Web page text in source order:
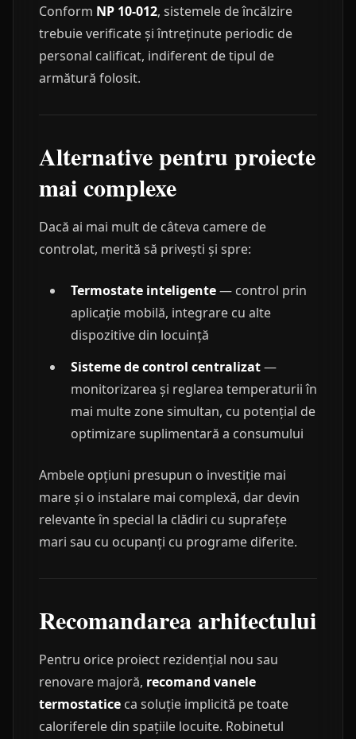
Conform NP 10-012, sistemele de încălzire
trebuie verificate și întreținute periodic de
personal calificat, indiferent de tipul de
armătură folosit.
Alternative pentru proiecte
mai complexe
Dacă ai mai mult de câteva camere de
controlat, merită să privești și spre:
Termostate inteligente— control prin
aplicație mobilă, integrare cu alte
dispozitive din locuință
Sisteme de control centralizat—
monitorizarea și reglarea temperaturii în
mai multe zone simultan, cu potențial de
optimizare suplimentară a consumului
Ambele opțiuni presupun o investiție mai
mare și o instalare mai complexă, dar devin
relevante în special la clădiri cu suprafețe
mari sau cu ocupanți cu programe diferite.
Recomandarea arhitectului
Pentru orice proiect rezidențial nou sau
renovare majoră, recomand vanele
termostatice ca soluție implicită pe toate
caloriferele din spațiile locuite. Robinetul